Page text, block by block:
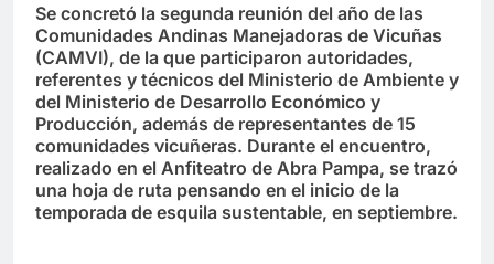
Se concretó la segunda reunión del año de las
Comunidades Andinas Manejadoras de Vicuñas
(CAMVI), de la que participaron autoridades,
referentes y técnicos del Ministerio de Ambiente y
del Ministerio de Desarrollo Económico y
Producción, además de representantes de 15
comunidades vicuñeras. Durante el encuentro,
realizado en el Anfiteatro de Abra Pampa, se trazó
una hoja de ruta pensando en el inicio de la
temporada de esquila sustentable, en septiembre.